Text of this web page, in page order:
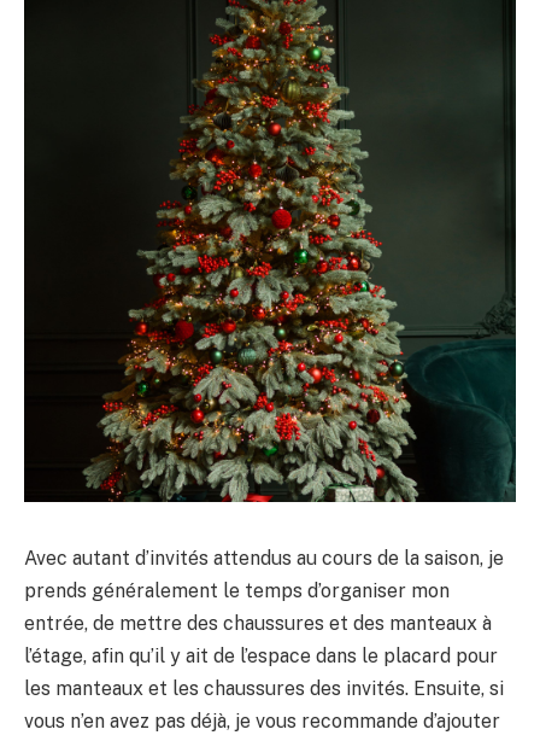
Avec autant d’invités attendus au cours de la saison, je
prends généralement le temps d’organiser mon
entrée, de mettre des chaussures et des manteaux à
l’étage, afin qu’il y ait de l’espace dans le placard pour
les manteaux et les chaussures des invités. Ensuite, si
vous n’en avez pas déjà, je vous recommande d’ajouter